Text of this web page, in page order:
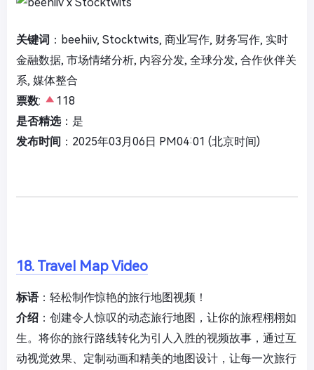
关键词 ：beehiiv, Stocktwits, 商业写作, 财务写作, 实时
金融数据, 市场情绪分析, 内容分发, 全球分发, 合作伙伴关
系, 媒体整合
票数:
118
是否精选：是
发布时间 ：2025年03月06日 PM04:01 (北京时间)
18. Travel Map Video
标语：轻松制作惊艳的旅行地图视频！
介绍 ：创建令人惊叹的动态旅行地图，让你的旅程栩栩如
生。将你的旅行路线转化为引人入胜的视频故事，通过互
动视觉效果、定制动画和精美的地图设计，让每一次旅行